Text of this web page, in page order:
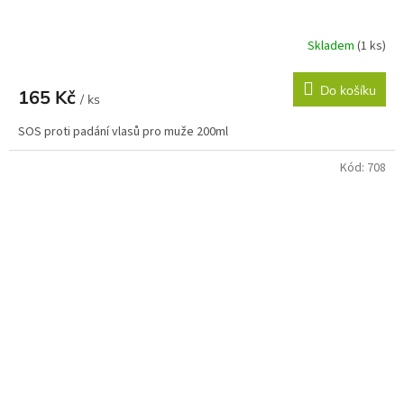
Skladem (1 ks)
165 Kč / ks
Do košíku
SOS proti padání vlasů pro muže 200ml
Kód: 708